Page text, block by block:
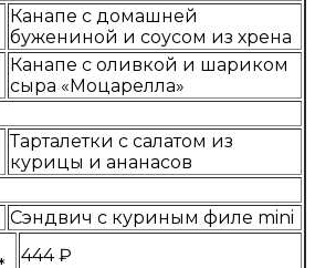
Канапе с домашней
бужениной и соусом из хрена
Канапе с оливкой и шариком
сыра «Моцарелла»
Тарталетки с салатом из
курицы и ананасов
Сэндвич с куриным филе mini
444 ₽